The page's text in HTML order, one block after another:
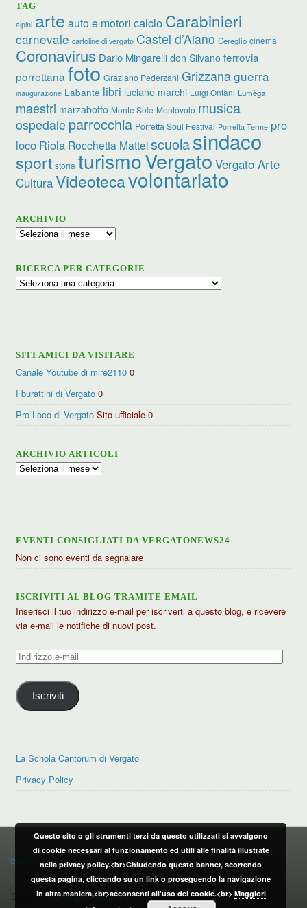
TAG
alpini arte auto e motori calcio Carabinieri
carnevale cartoline di vergato Castel d’Aiano Cereglio cinema
Coronavirus Dario Mingarelli don Silvano ferrovia
porrettana foto Graziano Pederzani Grizzanaguerra
inaugurazione Labante libri luciano marchi Luigi Ontani Lumèga
maestri marzabotto Monte Sole Montovolo musica
ospedale parrocchia Porretta Soul Festival Porretta Terme pro
loco Riola Rocchetta Matteiscuolasindaco
sport storia turismoVergato Vergato Arte
CulturaVideotecavolontariato
ARCHIVIO
Archivio
RICERCA PER CATEGORIE
Ricerca
SITI AMICI DA VISITARE
Canale Youtube di mire2110 0
I burattini di Vergato 0
Pro Loco di Vergato Sito ufficiale 0
ARCHIVIO ARTICOLI
Archivio
EVENTI CONSIGLIATI DA VERGATONEWS24
Non ci sono eventi da segnalare
ISCRIVITI AL BLOG TRAMITE EMAIL
Inserisci il tuo indirizzo e-mail per iscriverti a questo blog, e ricevere
via e-mail le notifiche di nuovi post.
Indirizzo
mail
Iscriviti
La Schola Cantorum di Vergato
Privacy Policy
PRIVACY POLICY
privacy policy
CONTATTI:
Email:info@vergatonews24.it
Questo sito o gli strumenti terzi da questo utilizzati si avvalgono
di cookie necessari al funzionamento ed utili alle finalità illustrate
nella privacy policy.<br>Chiudendo questo banner, scorrendo
questa pagina, cliccando su un link o proseguendo la navigazione
in altra maniera,<br>acconsenti all'uso dei cookie.<br> Maggiori